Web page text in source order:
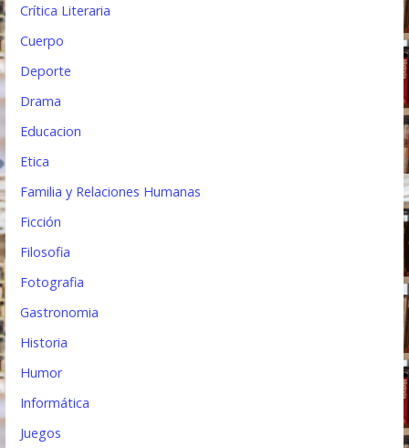
Crítica Literaria
Cuerpo
Deporte
Drama
Educacion
Etica
Familia y Relaciones Humanas
Ficción
Filosofia
Fotografia
Gastronomia
Historia
Humor
Informática
Juegos